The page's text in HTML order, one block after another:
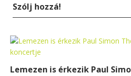
Szólj hozzá!
Lemezen is érkezik Paul